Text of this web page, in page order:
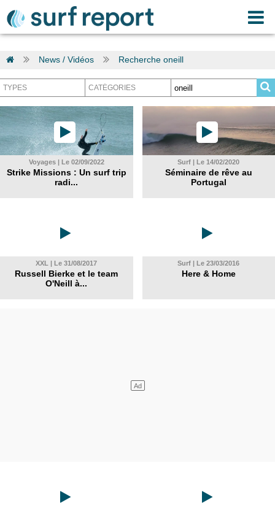
News / Vidéos Recherche oneill
Voyages | Le 02/09/2022
Strike Missions : Un surf trip
radi...
Surf | Le 14/02/2020
Séminaire de rêve au
Portugal
XXL | Le 31/08/2017
Russell Bierke et le team
O'Neill à...
Surf | Le 23/03/2016
Here & Home